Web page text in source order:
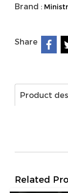
Brand :
Share
Product
Related